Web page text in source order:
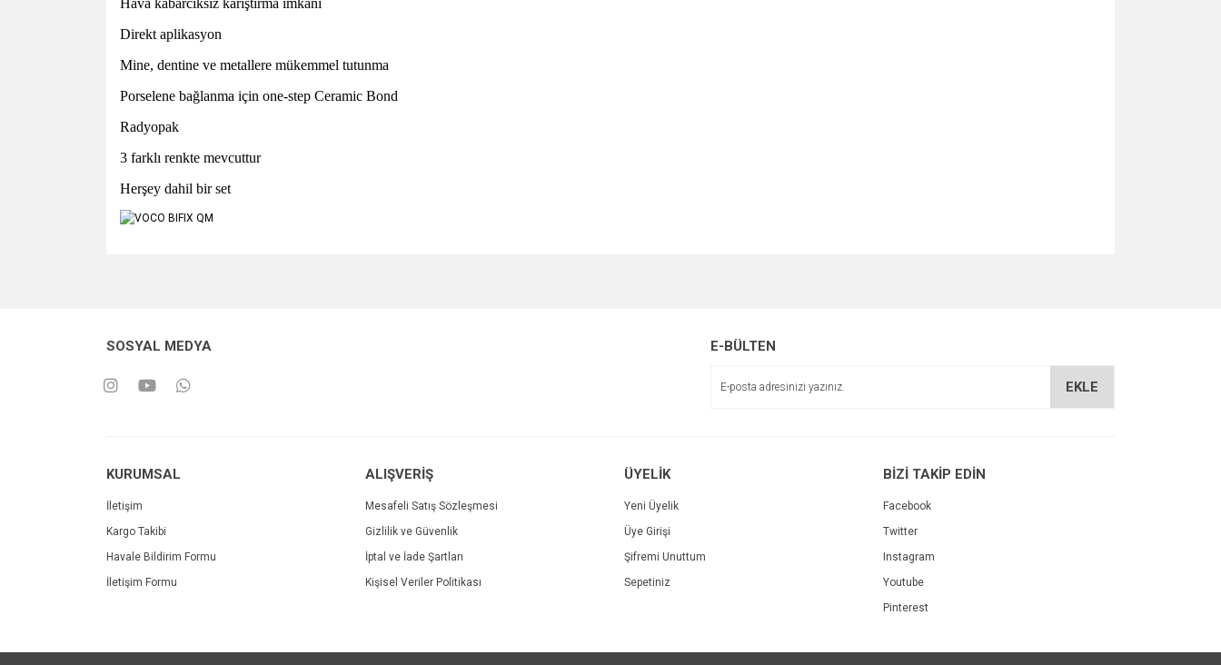
Hava kabarcıksız karıştırma imkanı
Direkt aplikasyon
Mine, dentine ve metallere mükemmel tutunma
Porselene bağlanma için one-step Ceramic Bond
Radyopak
3 farklı renkte mevcuttur
Herşey dahil bir set
SOSYAL MEDYA E-BÜLTEN
EKLE
KURUMSAL
İletişim
Kargo Takibi
Havale Bildirim Formu
İletişim Formu
ALIŞVERİŞ
Mesafeli Satış Sözleşmesi
Gizlilik ve Güvenlik
İptal ve İade Şartları
Kişisel Veriler Politikası
ÜYELİK
Yeni Üyelik
Üye Girişi
Şifremi Unuttum
Sepetiniz
BİZİ TAKİP EDİN
Facebook
Twitter
Instagram
Youtube
Pinterest